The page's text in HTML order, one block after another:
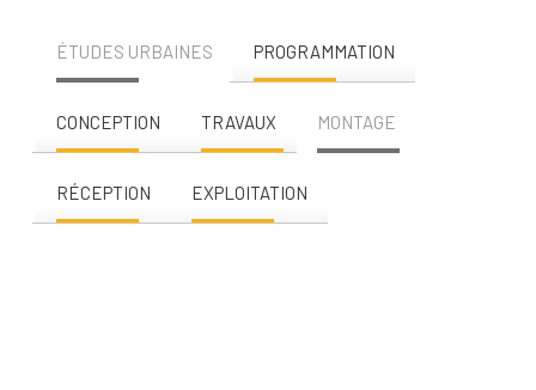
ÉTUDES URBAINES PROGRAMMATION
CONCEPTION TRAVAUX MONTAGE
RÉCEPTION EXPLOITATION